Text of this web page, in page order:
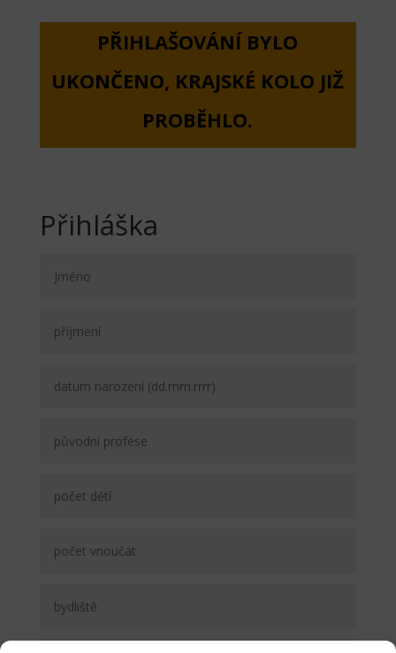
PŘIHLAŠOVÁNÍ BYLO
UKONČENO, KRAJSKÉ KOLO JIŽ
PROBĚHLO.
Přihláška